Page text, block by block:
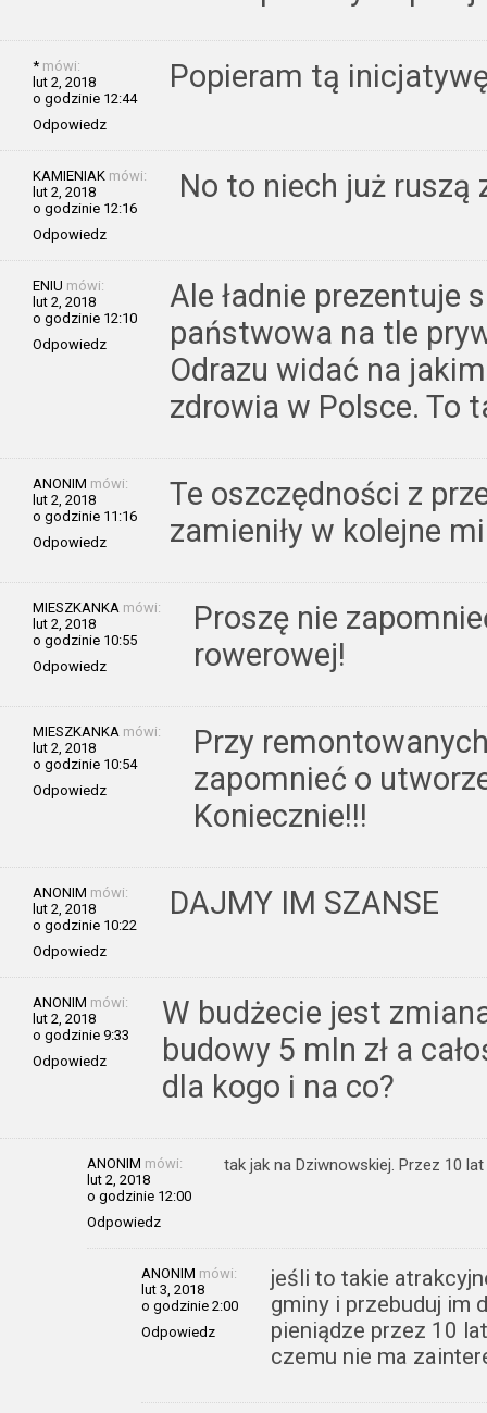
* mówi:
lut 2, 2018
o godzinie 12:44
Odpowiedz
Popieram tą
KAMIENIAK mówi:
lut 2, 2018
o godzinie 12:16
Odpowiedz
No to niech już ruszą
ENIU mówi:
lut 2, 2018
o godzinie 12:10
Odpowiedz
Ale ładnie prezentuje
państwowa na tle
Odrazu widać na
zdrowia w Polsce. To
ANONIM mówi:
lut 2, 2018
o godzinie 11:16
Odpowiedz
Te oszczędności z
zamieniły w kolejne
MIESZKANKA mówi:
lut 2, 2018
o godzinie 10:55
Odpowiedz
Proszę nie
rowerowej!
MIESZKANKA mówi:
lut 2, 2018
o godzinie 10:54
Odpowiedz
Przy
zapomnieć o
Koniecznie!!!
ANONIM mówi:
lut 2, 2018
o godzinie 10:22
Odpowiedz
DAJMY IM SZANSE
ANONIM mówi:
lut 2, 2018
o godzinie 9:33
Odpowiedz
W budżecie jest
budowy 5 mln zł a
dla kogo i na co?
ANONIM mówi:
lut 2, 2018
o godzinie 12:00
Odpowiedz
tak jak na Dziwnowskiej. Przez 10
ANONIM mówi:
lut 3, 2018
o godzinie 2:00
Odpowiedz
jeśli to takie
gminy i przebuduj im
pieniądze przez 10
czemu nie ma